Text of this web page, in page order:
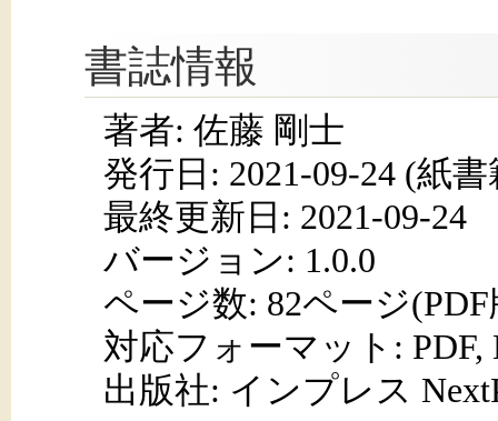
書誌情報
著者: 佐藤 剛士
発行日: 2021-09-24(紙書
最終更新日: 2021-09-24
バージョン: 1.0.0
ページ数: 82ページ
対応フォーマット: PDF,
出版社: インプレス